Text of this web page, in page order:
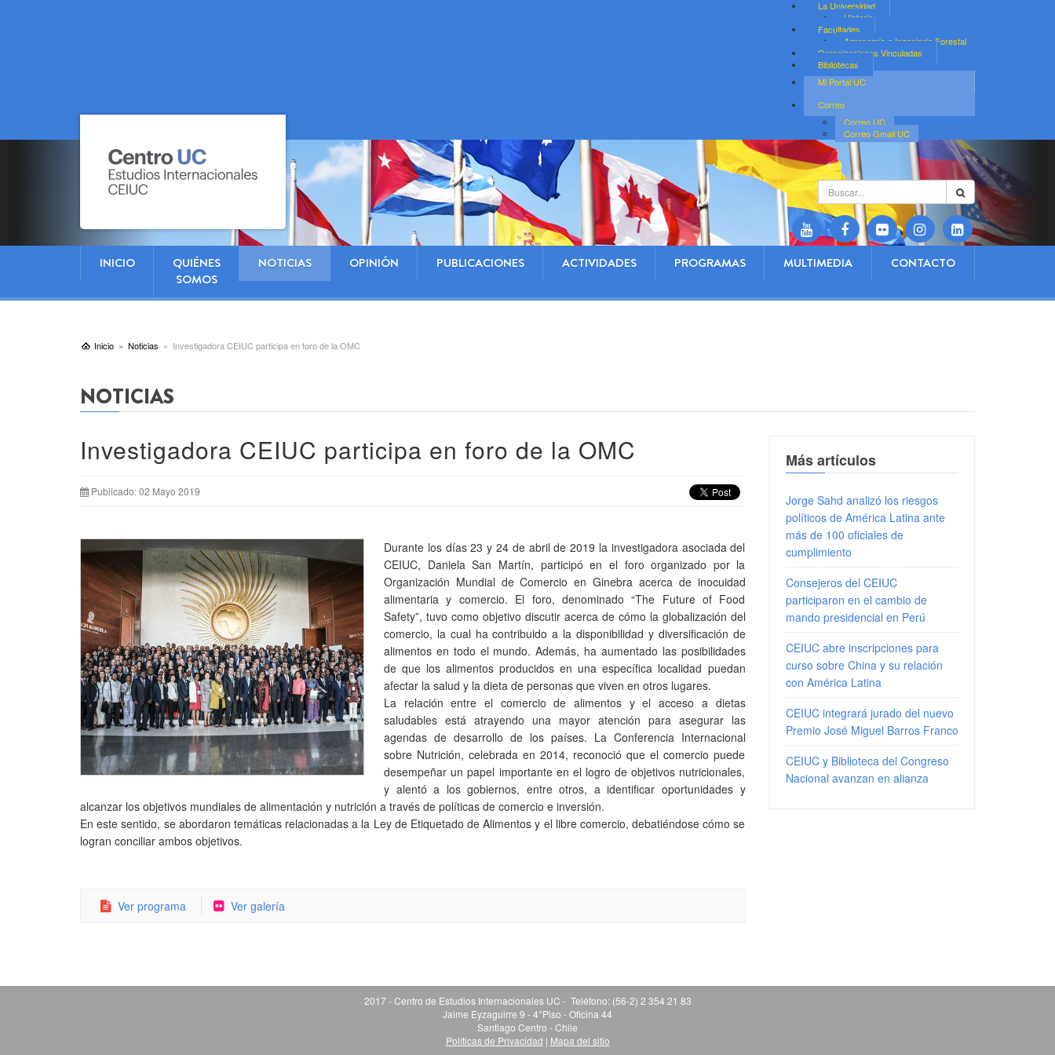
La Universidad
Historia
Facultades
Agronomía e Ingeniería Forestal
Organizaciones Vinculadas
Bibliotecas
Mi Portal UC
Correo
Correo UC
Correo Gmail UC
Buscar...
INICIO
QUIÉNES
SOMOS
NOTICIAS OPINIÓN PUBLICACIONES ACTIVIDADES PROGRAMAS MULTIMEDIA CONTACTO
Inicio Noticias Investigadora CEIUC participa en foro de la OMC
NOTICIAS
Investigadora CEIUC participa en foro de la OMC
Publicado: 02 Mayo 2019
Durante los días 23 y 24 de abril de 2019 la investigadora asociada del
CEIUC, Daniela San Martín, participó en el foro organizado por la
Organización Mundial de Comercio en Ginebra acerca de inocuidad
alimentaria y comercio. El foro, denominado “The Future of Food
Safety”, tuvo como objetivo discutir acerca de cómo la globalización del
comercio, la cual ha contribuido a la disponibilidad y diversificación de
alimentos en todo el mundo. Además, ha aumentado las posibilidades
de que los alimentos producidos en una específica localidad puedan
afectar la salud y la dieta de personas que viven en otros lugares.
La relación entre el comercio de alimentos y el acceso a dietas
saludables está atrayendo una mayor atención para asegurar las
agendas de desarrollo de los países. La Conferencia Internacional
sobre Nutrición, celebrada en 2014, reconoció que el comercio puede
desempeñar un papel importante en el logro de objetivos nutricionales,
y alentó a los gobiernos, entre otros, a identificar oportunidades y
alcanzar los objetivos mundiales de alimentación y nutrición a través de políticas de comercio e inversión.
En este sentido, se abordaron temáticas relacionadas a la Ley de Etiquetado de Alimentos y el libre comercio, debatiéndose cómo se
logran conciliar ambos objetivos.
Ver programa Ver galería
Más artículos
Jorge Sahd analizó los riesgos
políticos de América Latina ante
más de 100 oficiales de
cumplimiento
Consejeros del CEIUC
participaron en el cambio de
mando presidencial en Perú
CEIUC abre inscripciones para
curso sobre China y su relación
con América Latina
CEIUC integrará jurado del nuevo
Premio José Miguel Barros Franco
CEIUC y Biblioteca del Congreso
Nacional avanzan en alianza
2017 - Centro de Estudios Internacionales UC - Teléfono: (56-2) 2 354 21 83
Jaime Eyzaguirre 9 - 4°Piso - Oficina 44
Santiago Centro - Chile
Políticas de Privacidad | Mapa del sitio